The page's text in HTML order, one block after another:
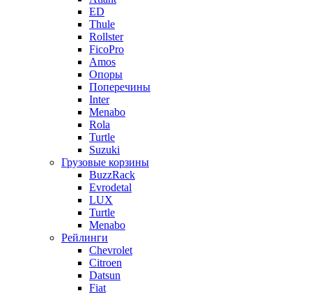
ED
Thule
Rollster
FicoPro
Amos
Опоры
Поперечины
Inter
Menabo
Rola
Turtle
Suzuki
Грузовые корзины
BuzzRack
Evrodetal
LUX
Turtle
Menabo
Рейлинги
Chevrolet
Citroen
Datsun
Fiat